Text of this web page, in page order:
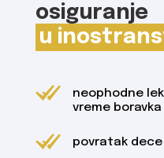
osiguranje
u
neophodne
vreme
povratak